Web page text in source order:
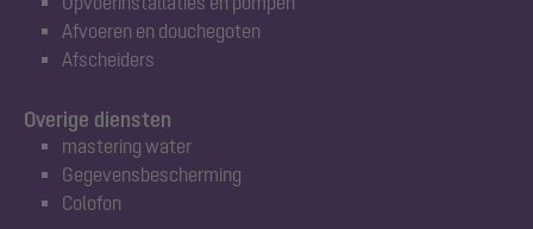
Afvoeren en douchegoten
Afscheiders
Overige diensten
mastering water
Gegevensbescherming
Colofon